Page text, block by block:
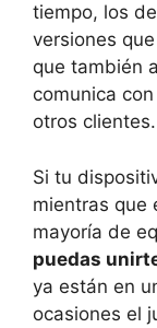
tiempo, los
versiones
que también
comunica
otros clientes.
Si tu
mientras que
mayoría de
puedas
ya están en
ocasiones el